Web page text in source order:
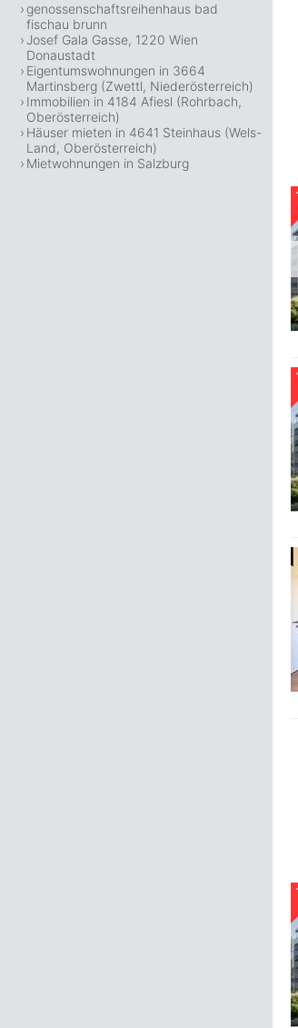
genossenschaftsreihenhaus bad
fischau brunn
Josef Gala Gasse, 1220 Wien
Donaustadt
Eigentumswohnungen in 3664
Martinsberg (Zwettl, Niederösterreich)
Immobilien in 4184 Afiesl (Rohrbach,
Oberösterreich)
Häuser mieten in 4641 Steinhaus (Wels-
Land, Oberösterreich)
Mietwohnungen in Salzburg